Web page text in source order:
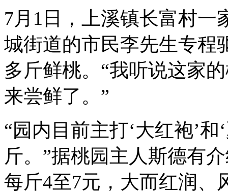
7月1日，上溪镇长富村一
城街道的市民李先生专程
多斤鲜桃。“我听说这家
来尝鲜了。”
“园内目前主打‘大红袍’
斤。”据桃园主人斯德有
每斤4至7元，大而红润、